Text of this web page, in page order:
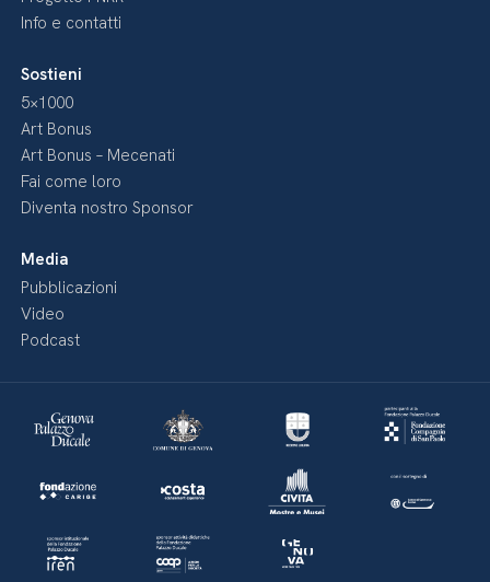
Info e contatti
Sostieni
5×1000
Art Bonus
Art Bonus – Mecenati
Fai come loro
Diventa nostro Sponsor
Media
Pubblicazioni
Video
Podcast